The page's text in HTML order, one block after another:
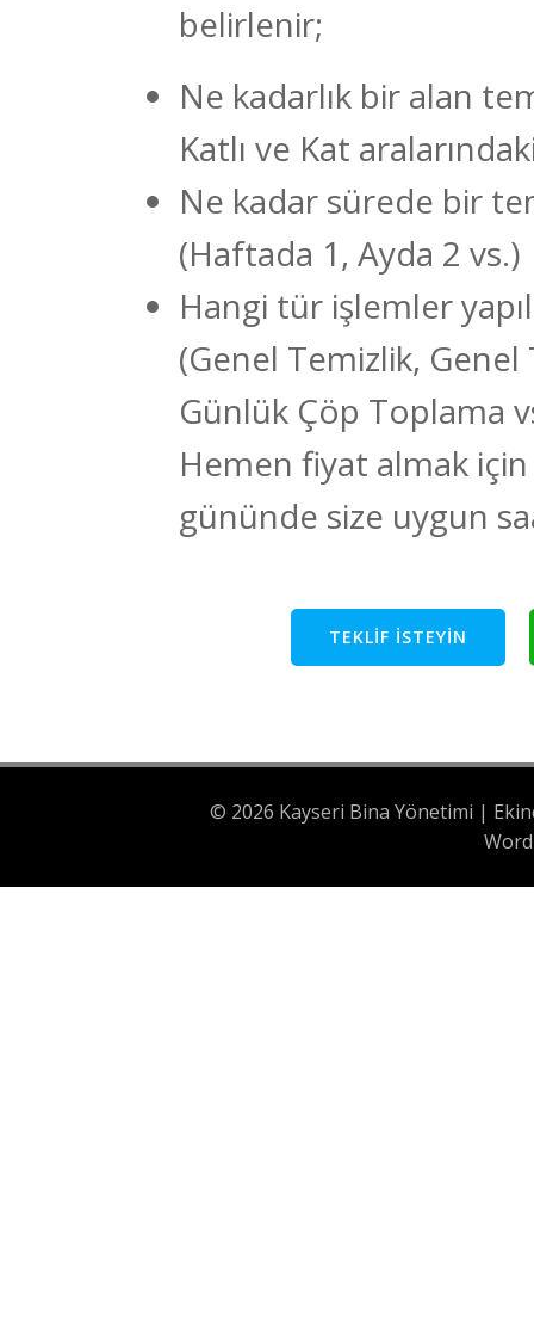
belirlenir;
Ne kadarlık bir alan
Katlı ve Kat
Ne kadar sürede bir
(Haftada 1, Ayda 2 vs.)
Hangi tür işlemler
(Genel Temizlik,
Günlük Çöp Toplama
Hemen fiyat almak
gününde size uygun
TEKLIF ISTEYIN
© 2026 Kayseri Bina Yönetimi |